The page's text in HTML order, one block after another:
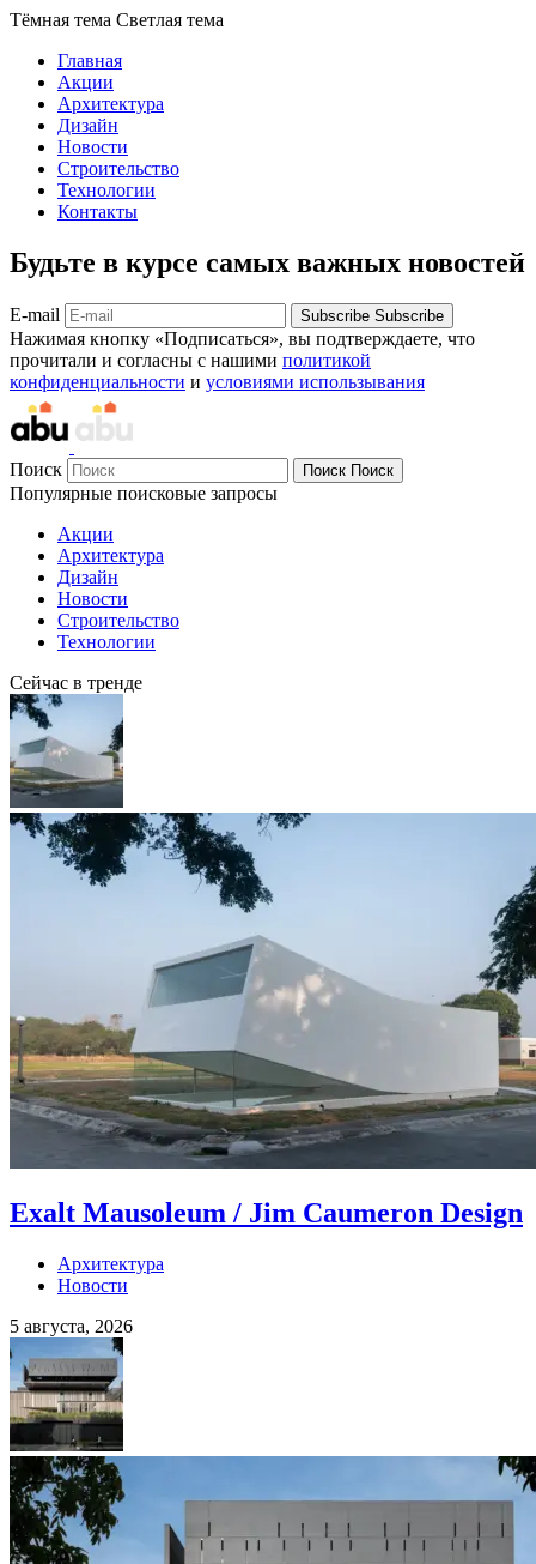
Тёмная тема Светлая тема
Главная
Акции
Архитектура
Дизайн
Новости
Строительство
Технологии
Контакты
Будьте в курсе самых важных новостей
E-mail Subscribe Subscribe
Нажимая кнопку «Подписаться», вы подтверждаете, что
прочитали и согласны с нашими политикой
конфиденциальности и условиями использывания
Поиск Поиск Поиск
Популярные поисковые запросы
Акции
Архитектура
Дизайн
Новости
Строительство
Технологии
Сейчас в тренде
Exalt Mausoleum / Jim Caumeron Design
Архитектура
Новости
5 августа, 2026